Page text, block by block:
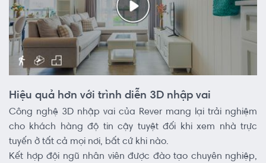
Hiệu quả hơn với trình diễn 3D nhập vai
Công nghệ 3D nhập vai của Rever mang lại trải nghiệm
cho khách hàng độ tin cậy tuyệt đối khi xem nhà trực
tuyến ở tất cả mọi nơi, bất cứ khi nào.
Kết hợp đội ngũ nhân viên được đào tạo chuyên nghiệp,